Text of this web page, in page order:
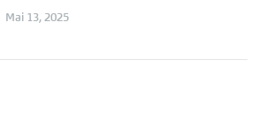
Mai 13, 2025